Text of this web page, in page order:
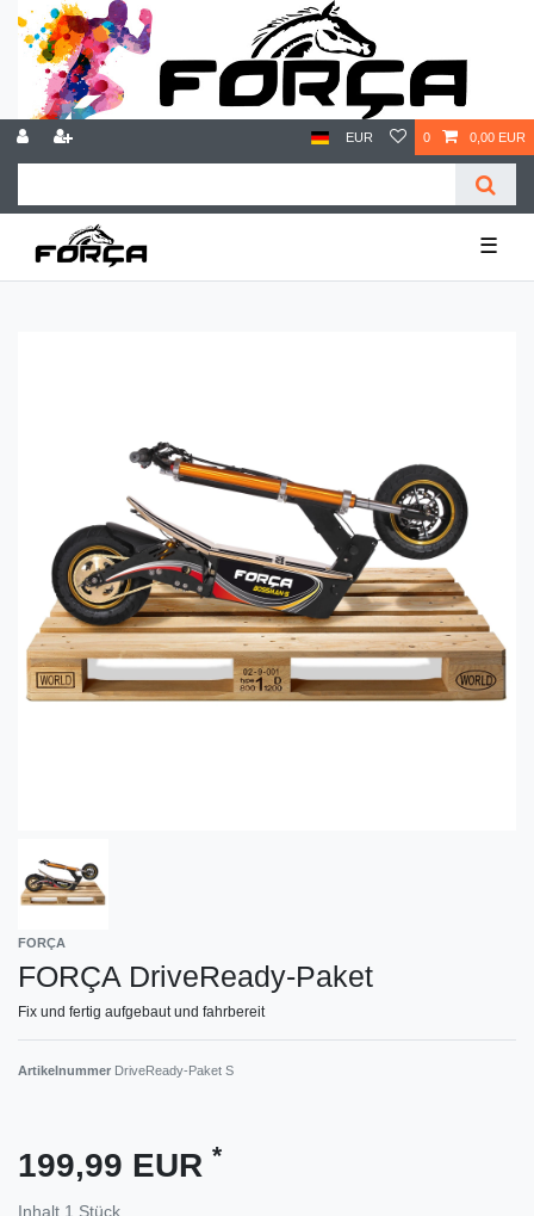
EUR 0 0,00 EUR
☰
FORÇA
FORÇA DriveReady-Paket
Fix und fertig aufgebaut und fahrbereit
Artikelnummer DriveReady-Paket S
199,99 EUR *
Inhalt 1 Stück